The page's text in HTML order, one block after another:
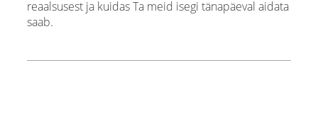
reaalsusest ja kuidas Ta meid isegi tänapäeval aidata
saab.